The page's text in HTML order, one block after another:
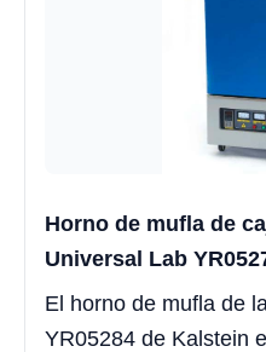
Horno de mufla de
Universal Lab
El horno de mufla de
YR05284 de Kalstein